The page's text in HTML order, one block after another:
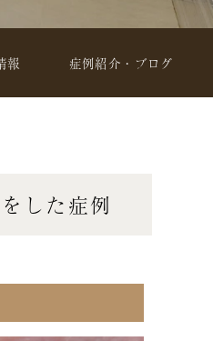
報 症例紹介・ブログ
した症例